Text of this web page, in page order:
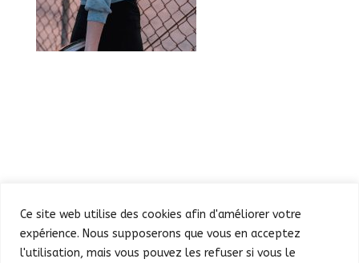
Ce site web utilise des cookies afin d'améliorer votre
expérience. Nous supposerons que vous en acceptez
l'utilisation, mais vous pouvez les refuser si vous le